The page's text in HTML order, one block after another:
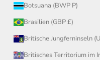
Botsuana (BWP P)
Brasilien (GBP £)
Britische Jungferninseln
Britisches Territorium im